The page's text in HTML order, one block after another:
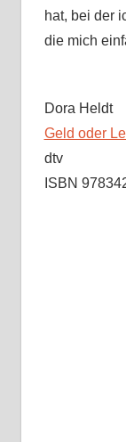
hat, bei der
die mich
Dora Heldt
Geld oder
dtv
ISBN